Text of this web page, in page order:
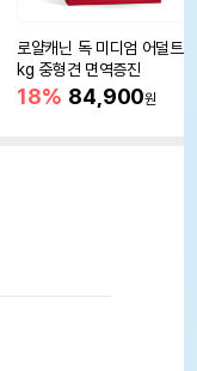
로얄캐닌 독 미디엄 어덜트 10
kg 중형견 면역증진
18% 84,900원